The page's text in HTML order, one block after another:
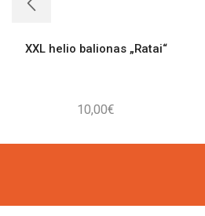
XXL helio balionas „Ratai“
10,00€